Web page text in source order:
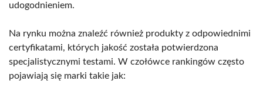
udogodnieniem.
Na rynku można znaleźć również produkty z odpowiednimi
certyfikatami, których jakość została potwierdzona
specjalistycznymi testami. W czołówce rankingów często
pojawiają się marki takie jak: